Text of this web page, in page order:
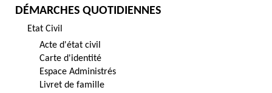
DÉMARCHES QUOTIDIENNES
Etat Civil
Acte d'état civil
Carte d'identité
Espace Administrés
Livret de famille